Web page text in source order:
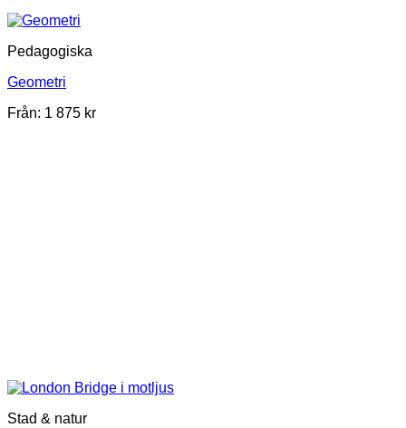
Pedagogiska
Geometri
Från: 1 875 kr
Stad & natur